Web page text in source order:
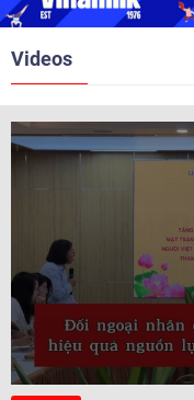
2010, 2016, 2018, 2021.
Videos